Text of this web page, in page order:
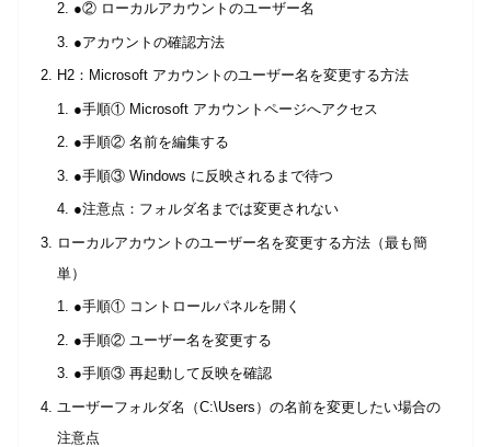
●② ローカルアカウントのユーザー名
●アカウントの確認方法
H2：Microsoft アカウントのユーザー名を変更する方法
●手順① Microsoft アカウントページへアクセス
●手順② 名前を編集する
●手順③ Windows に反映されるまで待つ
●注意点：フォルダ名までは変更されない
ローカルアカウントのユーザー名を変更する方法（最も簡
単）
●手順① コントロールパネルを開く
●手順② ユーザー名を変更する
●手順③ 再起動して反映を確認
ユーザーフォルダ名（C:\Users）の名前を変更したい場合の
注意点